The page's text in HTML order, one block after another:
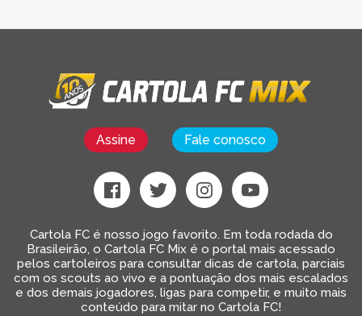
Assine Fale conosco
Cartola FC é nosso jogo favorito. Em toda rodada do
Brasileirão, o Cartola FC Mix é o portal mais acessado
pelos cartoleiros para consultar dicas de cartola, parciais
com os scouts ao vivo e a pontuação dos mais escalados
e dos demais jogadores, ligas para competir, e muito mais
conteúdo para mitar no Cartola FC!